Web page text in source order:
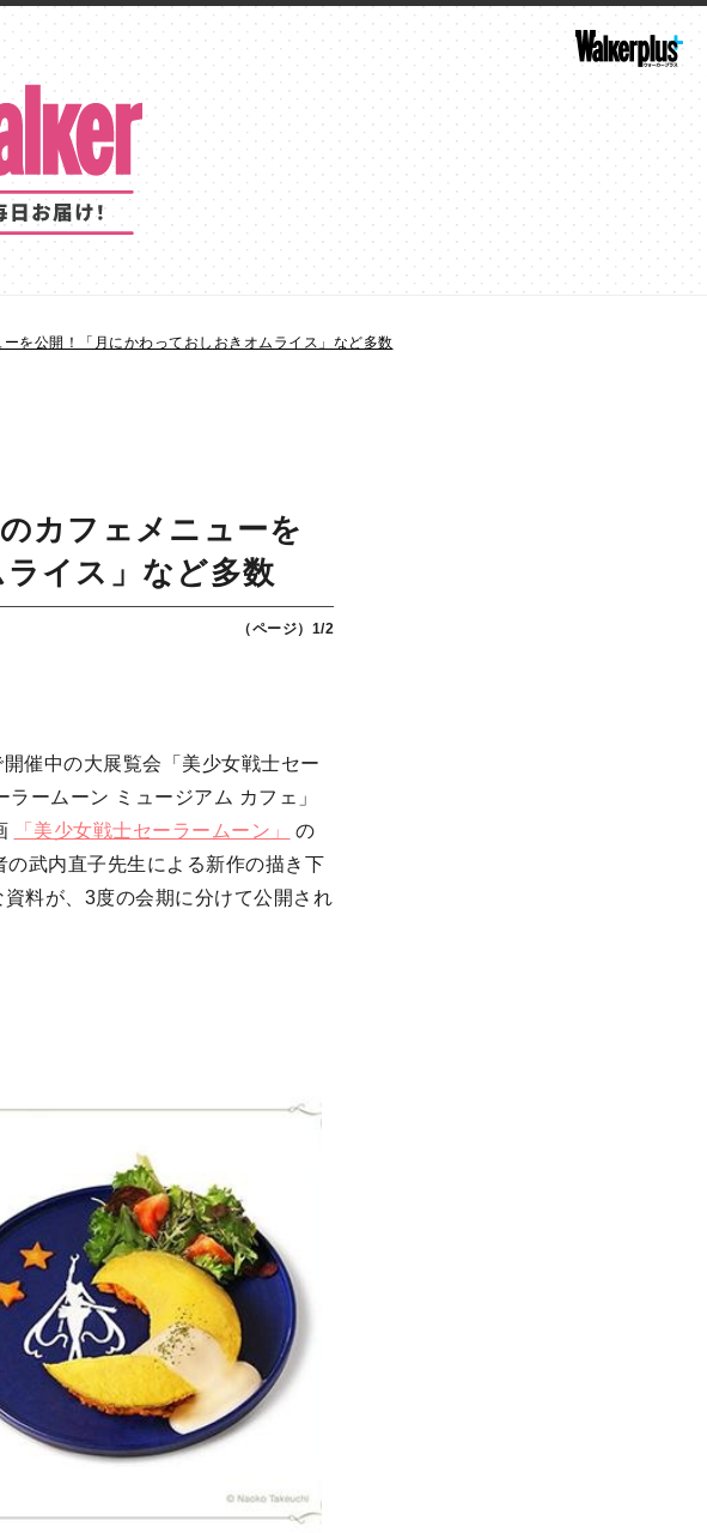
を公開！「月にかわっておしおきオムライス」など多数
カフェメニューを
イス」など多数
（ページ）1/2
催中の大展覧会「美少女戦士セー
ームーン ミュージアム カフェ」
「美少女戦士セーラームーン」
の
武内直子先生による新作の描き下
料が、3度の会期に分けて公開され